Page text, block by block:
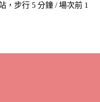
，步行 5 分鐘 / 場次前 1